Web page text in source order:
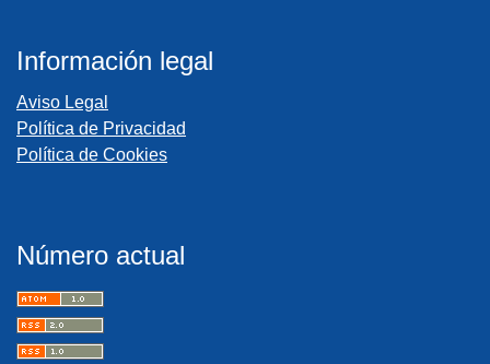
Información legal
Aviso Legal
Política de Privacidad
Política de Cookies
Número actual